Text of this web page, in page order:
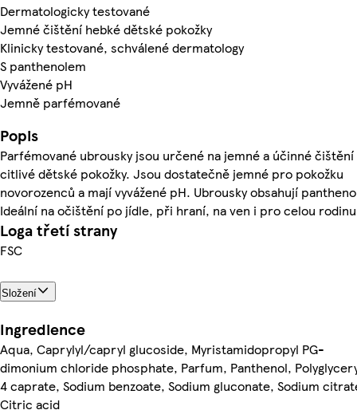
Dermatologicky testované
Jemné čištění hebké dětské pokožky
Klinicky testované, schválené dermatology
S panthenolem
Vyvážené pH
Jemně parfémované
Popis
Parfémované ubrousky jsou určené na jemné a účinné čištění
citlivé dětské pokožky. Jsou dostatečně jemné pro pokožku
novorozenců a mají vyvážené pH. Ubrousky obsahují
Ideální na očištění po jídle, při hraní, na ven i pro celou
Loga třetí strany
FSC
Složení
Ingredience
Aqua, Caprylyl/capryl glucoside, Myristamidopropyl PG-
dimonium chloride phosphate, Parfum, Panthenol,
4 caprate, Sodium benzoate, Sodium gluconate, Sodium
Citric acid